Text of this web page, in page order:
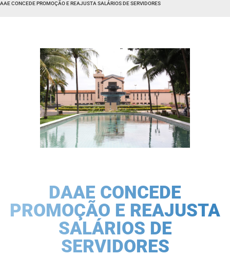
CONCEDE PROMOÇÃO E REAJUSTA SALÁRIOS DE SERVIDORES
DAAE CONCEDE
PROMOÇÃO E REAJUSTA
SALÁRIOS DE
SERVIDORES